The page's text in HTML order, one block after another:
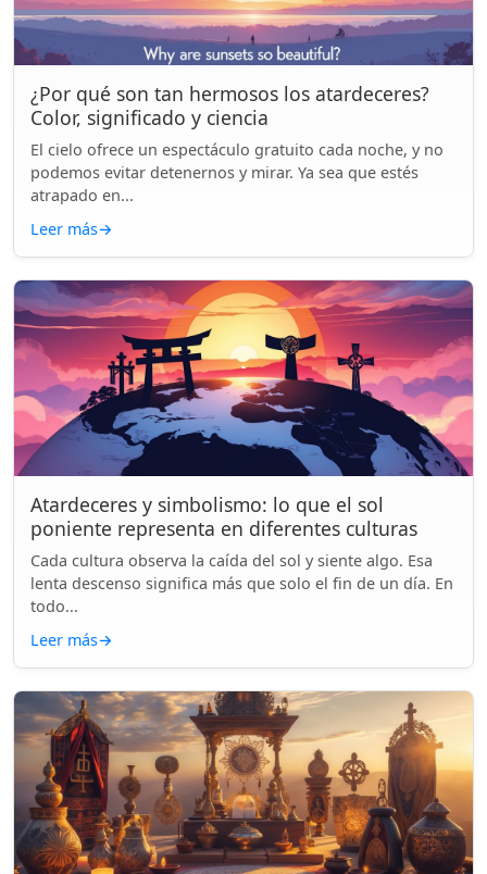
¿Por qué son tan hermosos los atardeceres?
Color, significado y ciencia
El cielo ofrece un espectáculo gratuito cada noche, y no
podemos evitar detenernos y mirar. Ya sea que estés
atrapado en...
Leer más→
Atardeceres y simbolismo: lo que el sol
poniente representa en diferentes culturas
Cada cultura observa la caída del sol y siente algo. Esa
lenta descenso significa más que solo el fin de un día. En
todo...
Leer más→